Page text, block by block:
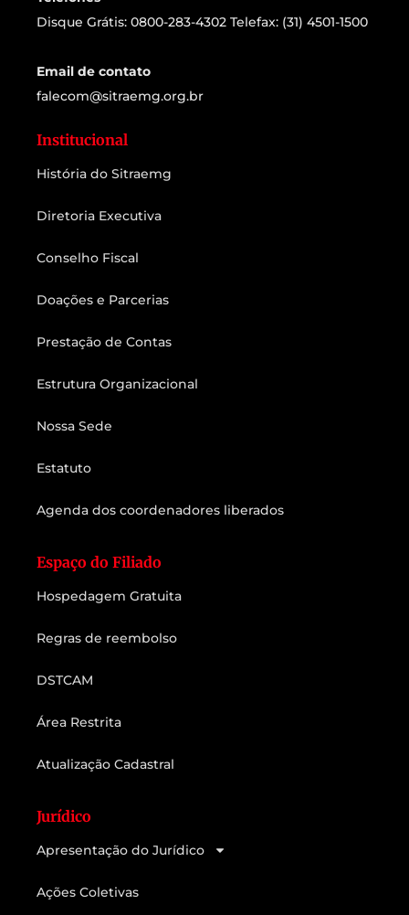
Disque Grátis: 0800-283-4302 Telefax: (31) 4501-1500
Email de contato
falecom@sitraemg.org.br
Institucional
História do Sitraemg
Diretoria Executiva
Conselho Fiscal
Doações e Parcerias
Prestação de Contas
Estrutura Organizacional
Nossa Sede
Estatuto
Agenda dos coordenadores liberados
Espaço do Filiado
Hospedagem Gratuita
Regras de reembolso
DSTCAM
Área Restrita
Atualização Cadastral
Jurídico
Apresentação do Jurídico
Ações Coletivas